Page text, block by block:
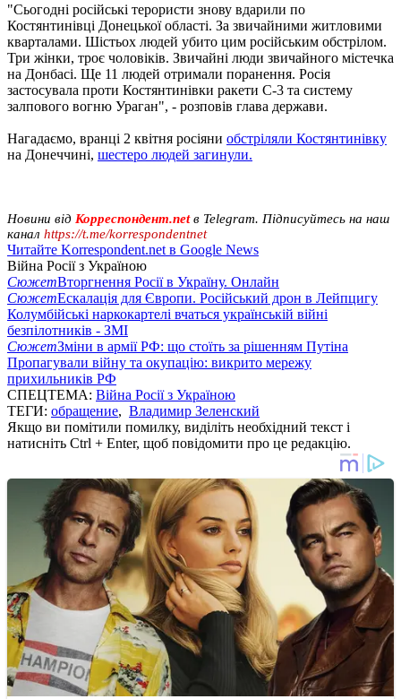
"Сьогодні російські терористи знову вдарили по
Костянтинівці Донецької області. За звичайними житловими
кварталами. Шістьох людей убито цим російським обстрілом.
Три жінки, троє чоловіків. Звичайні люди звичайного містечка
на Донбасі. Ще 11 людей отримали поранення. Росія
застосувала проти Костянтинівки ракети С-3 та систему
залпового вогню Ураган", - розповів глава держави.
Нагадаємо, вранці 2 квітня росіяни обстріляли Костянтинівку
на Донеччині, шестеро людей загинули.
Новини від Корреспондент.netв Telegram. Підписуйтесь на наш
канал https://t.me/korrespondentnet
Читайте Korrespondent.net в Google News
Війна Росії з Україною
СюжетВторгнення Росії в Україну. Онлайн
СюжетЕскалація для Європи. Російський дрон в Лейпцигу
Колумбійські наркокартелі вчаться українській війні
безпілотників - ЗМІ
СюжетЗміни в армії РФ: що стоїть за рішенням Путіна
Пропагували війну та окупацію: викрито мережу
прихильників РФ
СПЕЦТЕМА: Війна Росії з Україною
ТЕГИ: обращение, Владимир Зеленский
Якщо ви помітили помилку, виділіть необхідний текст і
натисніть Ctrl + Enter, щоб повідомити про це редакцію.